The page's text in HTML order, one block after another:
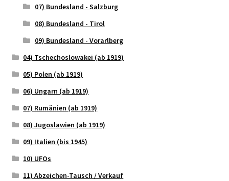
07) Bundesland - Salzburg
08) Bundesland - Tirol
09) Bundesland - Vorarlberg
04) Tschechoslowakei (ab 1919)
05) Polen (ab 1919)
06) Ungarn (ab 1919)
07) Rumänien (ab 1919)
08) Jugoslawien (ab 1919)
09) Italien (bis 1945)
10) UFOs
11) Abzeichen-Tausch / Verkauf